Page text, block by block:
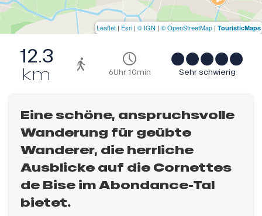
12.3
km 6Uhr 10min Sehr schwierig
Eine schöne, anspruchsvolle
Wanderung für geübte
Wanderer, die herrliche
Ausblicke auf die Cornettes
de Bise im Abondance-Tal
bietet.
Leaflet | Esri | © IGN | © OpenStreetMap | TouristicMaps